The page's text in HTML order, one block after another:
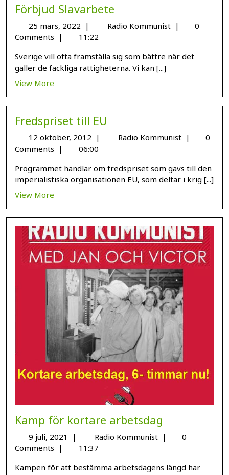
Förbjud Slavarbete
25 mars, 2022 | Radio Kommunist |
0
Comments |
11:22
Sverige vill ofta framställa sig som bättre när det
gäller de fackliga rättigheterna. Vi kan [...]
View More
Fredspriset till EU
12 oktober, 2012 | Radio Kommunist |
0
Comments |
06:00
Programmet handlar om fredspriset som gavs till den
imperialistiska organisationen EU, som deltar i krig [...]
View More
Kamp för kortare arbetsdag
9 juli, 2021 | Radio Kommunist |
0
Comments |
11:37
Kampen för att bestämma arbetsdagens längd har